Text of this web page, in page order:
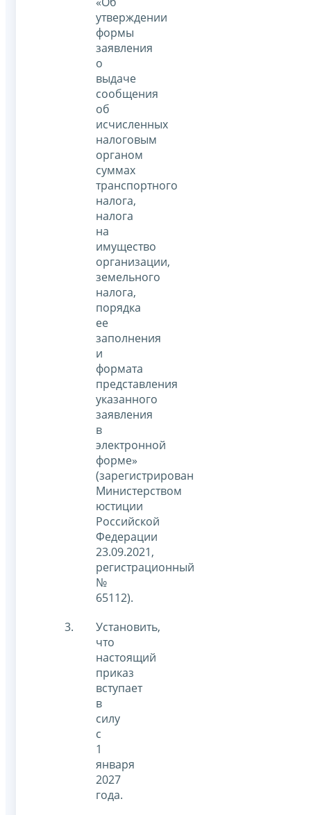
утверждении
формы
заявления
о
выдаче
сообщения
об
исчисленных
налоговым
органом
суммах
транспортного
налога,
налога
на
имущество
организации,
земельного
налога,
порядка
ее
заполнения
и
формата
представления
указанного
заявления
в
электронной
форме»
(зарегистрирован
Министерством
юстиции
Российской
Федерации
23.09.2021,
регистрационный
№
65112).
Установить,
что
настоящий
приказ
вступает
в
силу
с
1
января
2027
года.